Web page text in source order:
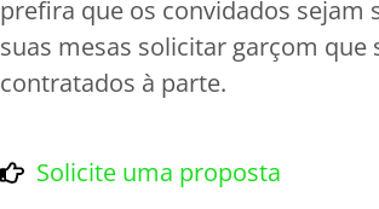
prefira que os convidados sejam
suas mesas solicitar garçom que
contratados à parte.
Solicite uma proposta